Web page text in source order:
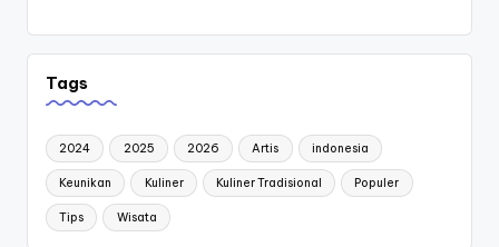
Tags
2024 2025 2026 Artis indonesia
Keunikan Kuliner Kuliner Tradisional Populer
Tips Wisata